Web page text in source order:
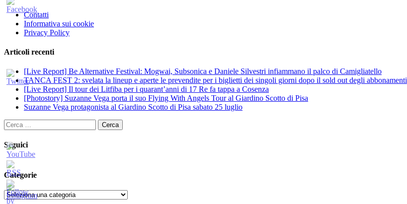
Contatti
Informativa sui cookie
Privacy Policy
Articoli recenti
[Live Report] Be Alternative Festival: Mogwai, Subsonica e Daniele Silvestri infiammano il palco di Camigliatello
TANCA FEST 2: svelata la lineup e aperte le prevendite per i biglietti dei singoli giorni dopo il sold out degli abbonamenti
[Live Report] Il tour dei Litfiba per i quarant’anni di 17 Re fa tappa a Cosenza
[Photostory] Suzanne Vega porta il suo Flying With Angels Tour al Giardino Scotto di Pisa
Suzanne Vega protagonista al Giardino Scotto di Pisa sabato 25 luglio
Ricerca
per:
Seguici
Categorie
Categorie